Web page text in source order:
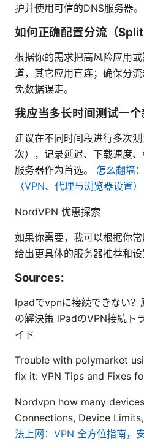
护并使用可信的DNS服务器。
如何正确配置分流（
根据你的需求把高风险应用
道，其它应用直连；确保分
免数据误走。
我应当多长时间测试一个
建议在不同时间段进行多次
次），记录延迟、下载速度
服务器作为首选。 怎么翻墙
（VPN、代理与浏览器设置）
NordVPN 优惠探索
如果你需要，我可以根据你常
给出更具体的服务器推荐和设
Sources:
Ipadでvpnに接続できない
の解決策 iPadのVPN接続ト
イド
Trouble with polymarket
fix it: VPN Tips and Fixes
Nordvpn how many
Connections, Device
法上网：VPN 全方位指南，